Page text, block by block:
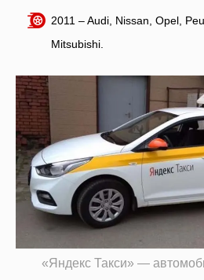
2011 – Audi, Nissan, Opel,
Mitsubishi.
«Яндекс Такси» —